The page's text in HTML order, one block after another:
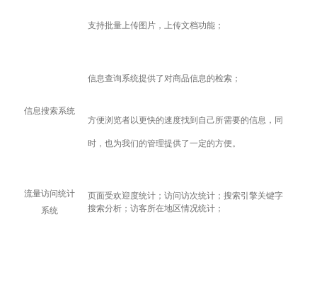
支持批量上传图片，上传文档功能；
信息搜索系统
信息查询系统提供了对商品信息的检索；
方便浏览者以更快的速度找到自己所需要的信息，同
时，也为我们的管理提供了一定的方便。
流量访问统计
系统
页面受欢迎度统计；访问访次统计；搜索引擎关键字
搜索分析；访客所在地区情况统计；